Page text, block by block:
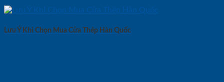
Lưu Ý Khi Chọn Mua Cửa Thép Hàn Quốc